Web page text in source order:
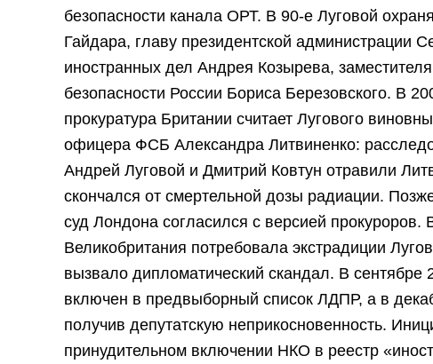
безопасности канала ОРТ. В 90-е Луговой
Гайдара, главу президентской администрации
иностранных дел Андрея Козырева,
безопасности России Бориса Березовского. В
прокуратура Британии считает Лугового
офицера ФСБ Александра Литвиненко:
Андрей Луговой и Дмитрий Ковтун отравили
скончался от смертельной дозы радиации.
суд Лондона согласился с версией прокуроров.
Великобритания потребовала экстрадиции
вызвало дипломатический скандал. В сентябре
включен в предвыборный список ЛДПР, а в
получив депутатскую неприкосновенность.
принудительном включении НКО в реестр